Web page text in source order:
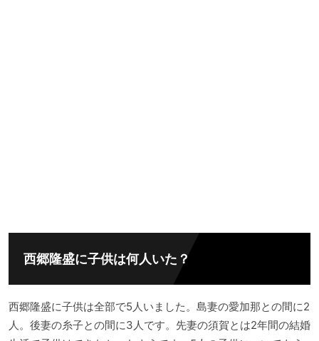
西郷隆盛に子供は何人いた？
西郷隆盛に子供は全部で5人いました。島妻の愛加那との間に2
人。後妻の糸子との間に3人です。先妻の須賀とは2年間の結婚